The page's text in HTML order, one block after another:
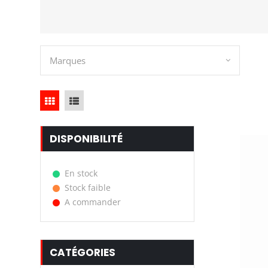
Marques
DISPONIBILITÉ
En stock
Stock faible
A commander
CATÉGORIES